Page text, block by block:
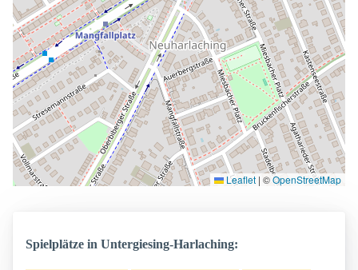
Leaflet | ©OpenStreetMap
Spielplätze in Untergiesing-Harlaching: